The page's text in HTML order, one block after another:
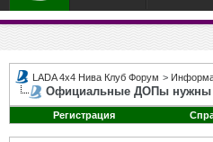
LADA 4x4 Нива Клуб Форум >
Официальные ДОПы нужны
Регистрация